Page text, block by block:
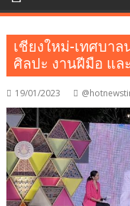
เชียงใหม่-เทศบา
ศิลปะ งานฝีมือ แล
19/01/2023